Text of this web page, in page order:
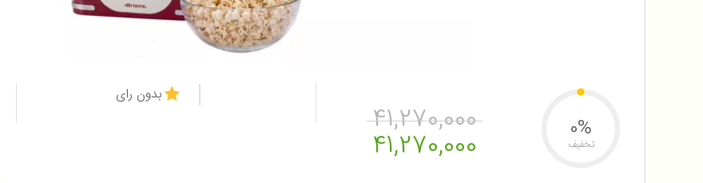
41,270,000
41,270,000 0%
تخفیف
بدون رای